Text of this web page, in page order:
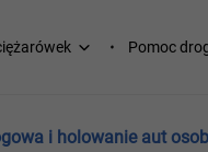
Pomoc
i holowanie aut